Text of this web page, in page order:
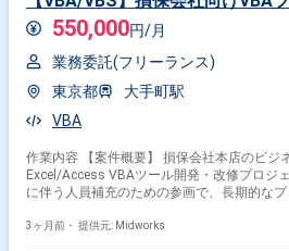
550,000円/月
業務委託(フリーランス)
東京都
大手町駅
VBA
作業内容 【案件概要】 損保会社本店のビジネス部門を支援する
Excel/Access VBAツール開発・改修プロジェクトです。
に伴う人員補充のための参画で、長期的な
ル作成が主な業務で、Access VBAは未経験
3ヶ月前・ 提供元: Midworks